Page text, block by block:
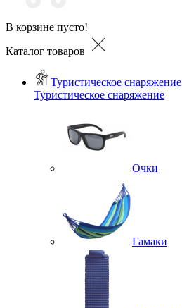
В корзине пусто!
Каталог товаров
Туристическое снаряжение
Туристическое снаряжение
Очки
Гамаки